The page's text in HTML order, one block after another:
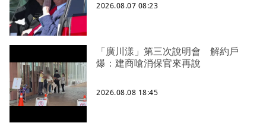
2026.08.07 08:23
「廣川漾」第三次說明會 解約戶
爆：建商嗆消保官來再說
2026.08.08 18:45